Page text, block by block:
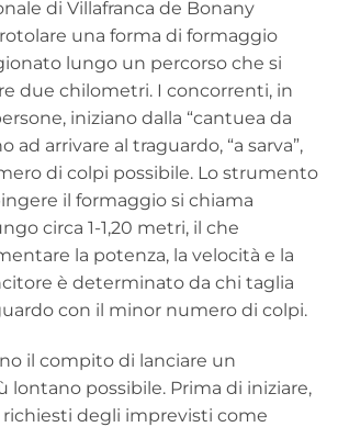
di Villafranca de Bonany
una forma di formaggio
lungo un percorso che si
due chilometri. I concorrenti, in
iniziano dalla “cantuea da
ad arrivare al traguardo, “a sarva”,
di colpi possibile. Lo strumento
il formaggio si chiama
circa 1-1,20 metri, il che
la potenza, la velocità e la
è determinato da chi taglia
con il minor numero di colpi.
il compito di lanciare un
lontano possibile. Prima di iniziare,
richiesti degli imprevisti come